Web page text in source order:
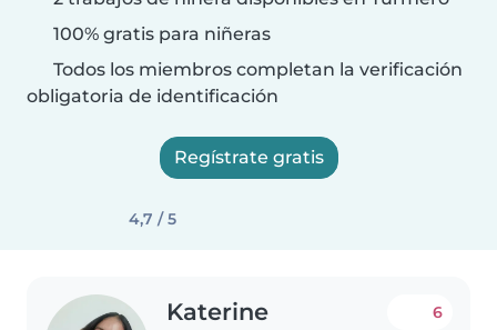
100% gratis para niñeras
Todos los miembros completan la verificación
obligatoria de identificación
Regístrate gratis
4,7 / 5
Katerine 6